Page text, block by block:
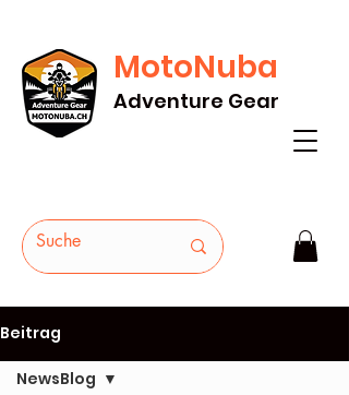
GRATIS VERSAND AB Fr. 200* - HEUTE
BESTELLEN
MotoNuba
Adventure Gear
Beitrag
NewsBlog